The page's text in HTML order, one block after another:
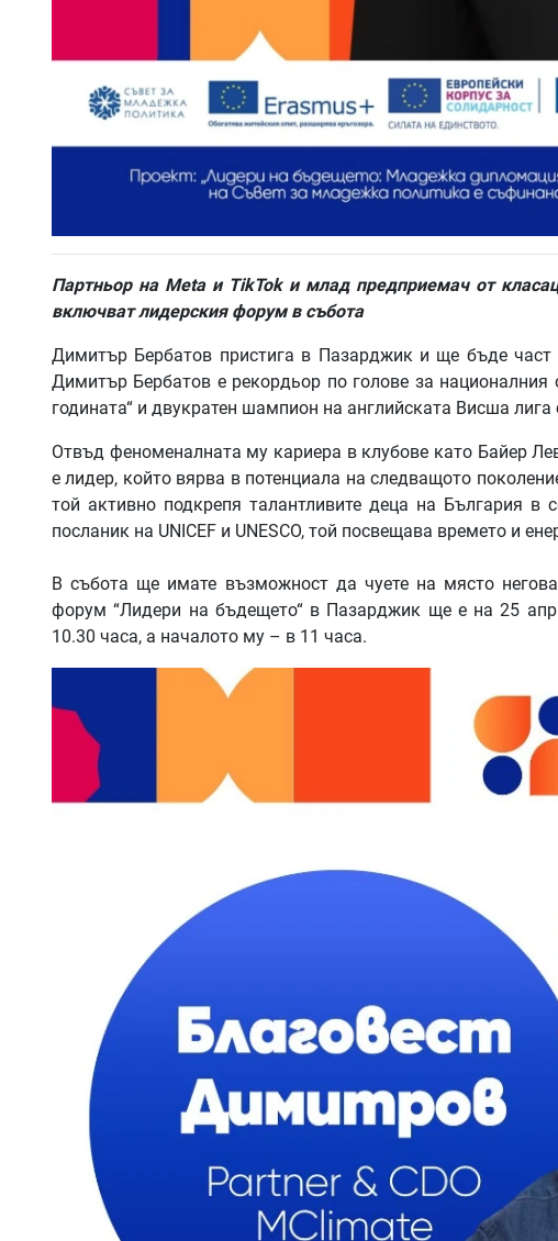
Партньор на Meta и TikTok и млад предприемач от
включват лидерския форум в събота
Димитър Бербатов пристига в Пазарджик и ще бъде
Димитър Бербатов е рекордьор по голове за националния
годината“ и двукратен шампион на английската Висша
Отвъд феноменалната му кариера в клубове като Байер
е лидер, който вярва в потенциала на следващото
той активно подкрепя талантливите деца на България в
посланик на UNICEF и UNESCO, той посвещава времето и
В събота ще имате възможност да чуете на място
форум “Лидери на бъдещето“ в Пазарджик ще е на 25
10.30 часа, а началото му – в 11 часа.